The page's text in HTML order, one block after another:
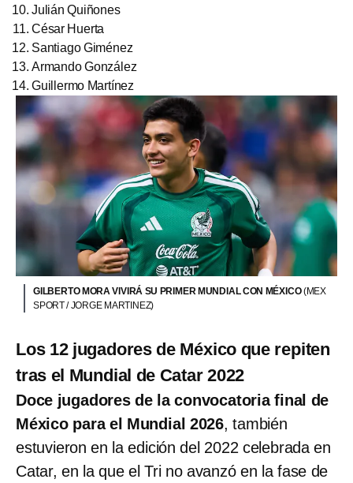
Julián Quiñones
César Huerta
Santiago Giménez
Armando González
Guillermo Martínez
GILBERTO MORA VIVIRÁ SU PRIMER MUNDIAL CON MÉXICO(MEX
SPORT / JORGE MARTINEZ)
Los 12 jugadores de México que repiten
tras el Mundial de Catar 2022
Doce jugadores de la convocatoria final de
México para el Mundial 2026, también
estuvieron en la edición del 2022 celebrada en
Catar, en la que el Tri no avanzó en la fase de